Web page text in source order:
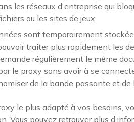
les réseaux d'entreprise qui
ou les sites de jeux.
sont temporairement
traiter plus rapidement les
régulièrement le même
le proxy sans avoir à se
de la bande passante et de
le plus adapté à vos besoins,
Vous pouvez retrouver plus